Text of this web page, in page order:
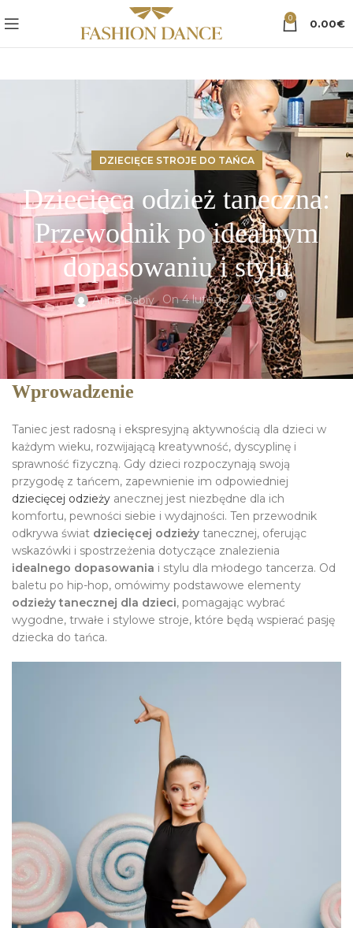
0 0.00€
DZIECIĘCE STROJE DO TAŃCA
Dziecięca odzież taneczna:
Przewodnik po idealnym
dopasowaniu i stylu
Anna Babiy On 4 lutego, 2025 0
Wprowadzenie
Taniec jest radosną i ekspresyjną aktywnością dla dzieci w
każdym wieku, rozwijającą kreatywność, dyscyplinę i
sprawność fizyczną. Gdy dzieci rozpoczynają swoją
przygodę z tańcem, zapewnienie im odpowiedniej
dziecięcej odzieży anecznej jest niezbędne dla ich
komfortu, pewności siebie i wydajności. Ten przewodnik
odkrywa świat dziecięcej odzieży tanecznej, oferując
wskazówki i spostrzeżenia dotyczące znalezienia
idealnego dopasowania i stylu dla młodego tancerza. Od
baletu po hip-hop, omówimy podstawowe elementy
odzieży tanecznej dla dzieci, pomagając wybrać
wygodne, trwałe i stylowe stroje, które będą wspierać pasję
dziecka do tańca.